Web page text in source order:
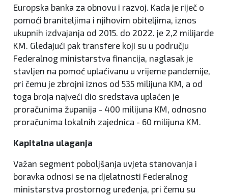
Europska banka za obnovu i razvoj. Kada je riječ o
pomoći braniteljima i njihovim obiteljima, iznos
ukupnih izdvajanja od 2015. do 2022. je 2,2 milijarde
KM. Gledajući pak transfere koji su u području
Federalnog ministarstva financija, naglasak je
stavljen na pomoć uplaćivanu u vrijeme pandemije,
pri čemu je zbrojni iznos od 535 milijuna KM, a od
toga broja najveći dio sredstava uplaćen je
proračunima županija - 400 milijuna KM, odnosno
proračunima lokalnih zajednica - 60 milijuna KM.
Kapitalna ulaganja
Važan segment poboljšanja uvjeta stanovanja i
boravka odnosi se na djelatnosti Federalnog
ministarstva prostornog uređenja, pri čemu su